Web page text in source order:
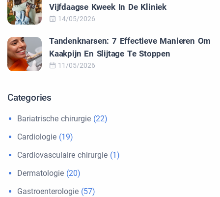
Vijfdaagse Kweek In De Kliniek
14/05/2026
Tandenknarsen: 7 Effectieve Manieren Om
Kaakpijn En Slijtage Te Stoppen
11/05/2026
Categories
Bariatrische chirurgie (22)
Cardiologie (19)
Cardiovasculaire chirurgie (1)
Dermatologie (20)
Gastroenterologie (57)